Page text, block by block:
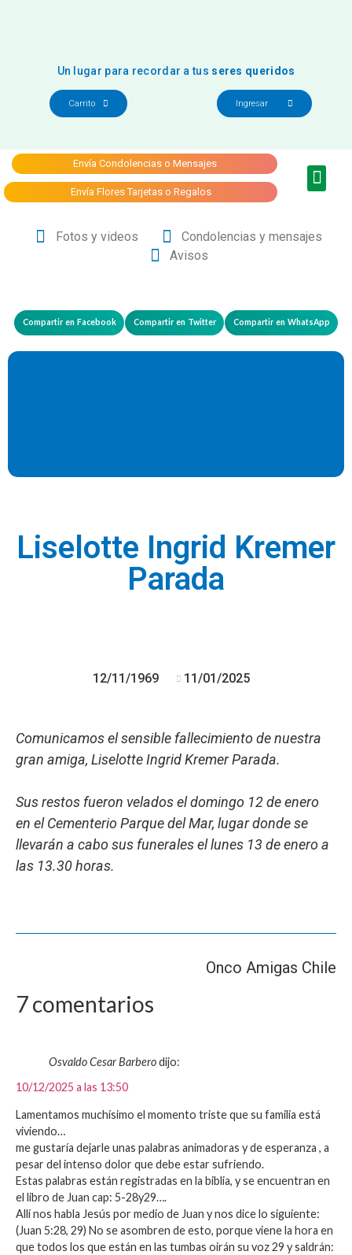
Un lugar para recordar a tus seres queridos
Carrito Ingresar
Envía Condolencias o Mensajes
Envía Flores Tarjetas o Regalos
Fotos y videos
Condolencias y mensajes
Avisos
Liselotte Ingrid Kremer
Parada
12/11/1969 11/01/2025
Comunicamos el sensible fallecimiento de nuestra
gran amiga, Liselotte Ingrid Kremer Parada.
Sus restos fueron velados el domingo 12 de enero
en el Cementerio Parque del Mar, lugar donde se
llevarán a cabo sus funerales el lunes 13 de enero a
las 13.30 horas.
Onco Amigas Chile
7 comentarios
Osvaldo Cesar Barberodijo:
10/12/2025 a las 13:50
Lamentamos muchísimo el momento triste que su familia está
viviendo…
me gustaría dejarle unas palabras animadoras y de esperanza , a
pesar del intenso dolor que debe estar sufriendo.
Estas palabras están registradas en la biblia, y se encuentran en
el libro de Juan cap: 5-28y29….
Allí nos habla Jesús por medio de Juan y nos dice lo siguiente:
(Juan 5:28, 29) No se asombren de esto, porque viene la hora en
que todos los que están en las tumbas oirán su voz 29 y saldrán:
Compartir en Facebook Compartir en Twitter Compartir en WhatsApp